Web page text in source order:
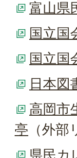
富山県
国立国
国立国
日本図
高岡市
亭 （外部
県民カ